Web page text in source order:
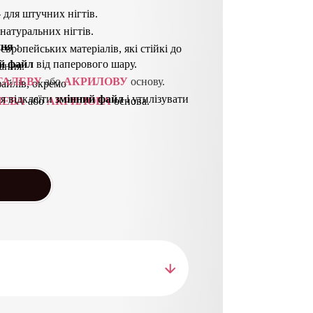
для штучних нігтів.
нігтів.
матеріалів, які стійкі до
окремо
абоАКРИЛОВАоснова.
:
файл від паперового шару.
або АКРИЛОВУ основу.
відклеїтизмінний файлі утилізувати